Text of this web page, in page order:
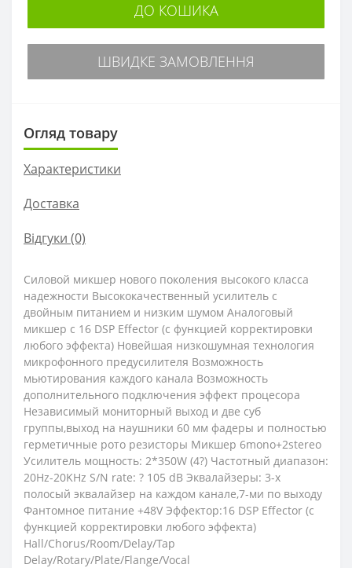
ДО КОШИКА
ШВИДКЕ ЗАМОВЛЕННЯ
Огляд товару
Характеристики
Доставка
Відгуки (0)
Силовой микшер нового поколения высокого класса
надежности Высококачественный усилитель с
двойным питанием и низким шумом Аналоговый
микшер с 16 DSP Effector (с функцией корректировки
любого эффекта) Новейшая низкошумная технология
микрофонного предусилителя Возможность
мьютирования каждого канала Возможность
дополнительного подключения эффект процесора
Независимый мониторный выход и две суб
группы,выход на наушники 60 мм фадеры и полностью
герметичные рото резисторы Микшер 6mono+2stereo
Усилитель мощность: 2*350W (4?) Частотный диапазон:
20Hz-20KHz S/N rate: ? 105 dB Эквалайзеры: 3-х
полосый эквалайзер на каждом канале,7-ми по выходу
Фантомное питание +48V Эффектор:16 DSP Effector (с
функцией корректировки любого эффекта)
Hall/Chorus/Room/Delay/Tap
Delay/Rotary/Plate/Flange/Vocal